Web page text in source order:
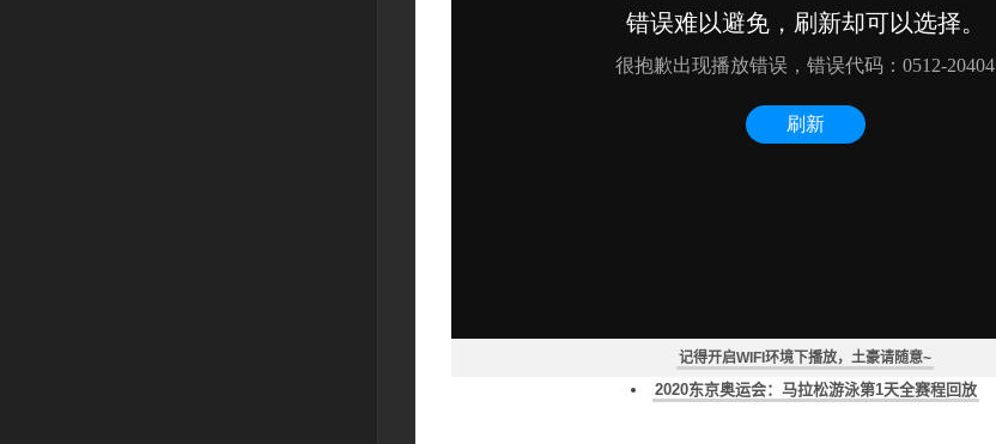
记得开启WIFI环境下播放，土豪请随意~
2020东京奥运会：马拉松游泳第2天全赛程回放
2020东京奥运会：马拉松游泳男子组10公里全赛程回放
2020东京奥运会：马拉松游泳第1天全赛程回放